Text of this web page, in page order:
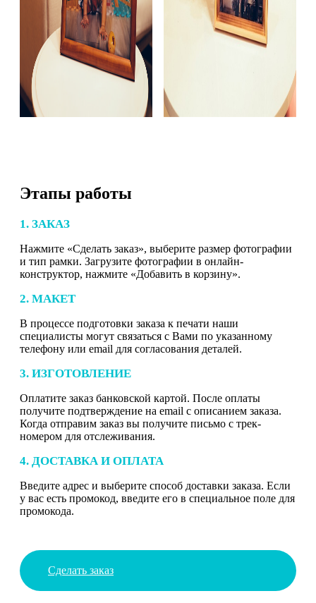
Этапы работы
1. ЗАКАЗ
Нажмите «Сделать заказ», выберите размер фотографии
и тип рамки. Загрузите фотографии в онлайн-
конструктор, нажмите «Добавить в корзину».
2. МАКЕТ
В процессе подготовки заказа к печати наши
специалисты могут связаться с Вами по указанному
телефону или email для согласования деталей.
3. ИЗГОТОВЛЕНИЕ
Оплатите заказ банковской картой. После оплаты
получите подтверждение на email с описанием заказа.
Когда отправим заказ вы получите письмо с трек-
номером для отслеживания.
4. ДОСТАВКА И ОПЛАТА
Введите адрес и выберите способ доставки заказа. Если
у вас есть промокод, введите его в специальное поле для
промокода.
Сделать заказ